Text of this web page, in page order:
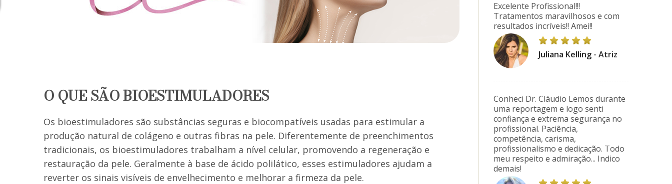
O QUE SÃO BIOESTIMULADORES
Os bioestimuladores são substâncias seguras e biocompatíveis usadas para estimular a
produção natural de colágeno e outras fibras na pele. Diferentemente de preenchimentos
tradicionais, os bioestimuladores trabalham a nível celular, promovendo a regeneração e
restauração da pele. Geralmente à base de ácido polilático, esses estimuladores ajudam a
reverter os sinais visíveis de envelhecimento e melhorar a firmeza da pele.
Excelente Profissional!!!
Tratamentos maravilhosos e com
resultados incríveis!! Amei!!
Juliana Kelling - Atriz
Conheci Dr. Cláudio Lemos durante
uma reportagem e logo senti
confiança e extrema segurança no
profissional. Paciência,
competência, carisma,
profissionalismo e dedicação. Todo
meu respeito e admiração... Indico
demais!